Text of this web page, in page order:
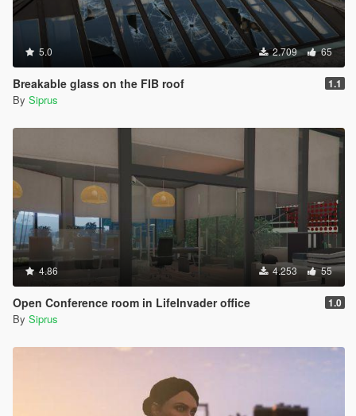
5.0 2.709 65
Breakable glass on the FIB roof 1.1
By Siprus
4.86 4.253 55
Open Conference room in LifeInvader office 1.0
By Siprus